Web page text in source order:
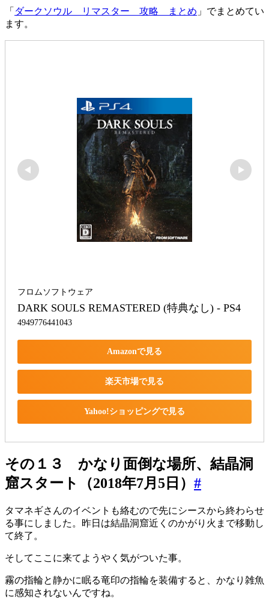
「 ダークソウル リマスター 攻略 まとめ 」でまとめてい
ます。
フロムソフトウェア
DARK SOULS REMASTERED (特典なし) - PS4
4949776441043
Amazonで見る
楽天市場で見る
Yahoo!ショッピングで見る
その１３ かなり面倒な場所、結晶洞
窟スタート（2018年7月5日） #
タマネギさんのイベントも絡むので先にシースから終わらせ
る事にしました。昨日は結晶洞窟近くのかがり火まで移動し
て終了。
そしてここに来てようやく気がついた事。
霧の指輪と静かに眠る竜印の指輪を装備すると、かなり雑魚
に感知されないんですね。